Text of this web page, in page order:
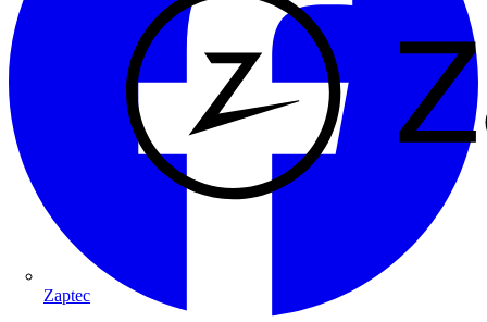
Zaptec